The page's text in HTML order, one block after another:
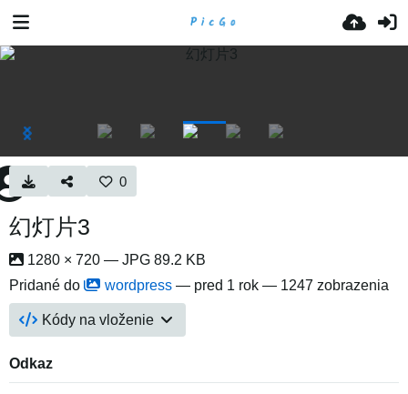
0
幻灯片3
1280 × 720 — JPG 89.2 KB
Pridané do
wordpress — pred 1 rok — 1247 zobrazenia
Kódy na vloženie
Odkaz